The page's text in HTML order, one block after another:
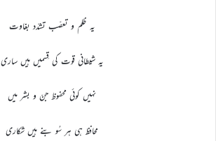
یہ ظلم و تعصّب تشدّد بغاوت
یہ شیطانی قوت کی قِسمیں ہیں ساری
نہیں کوئی محفوظ جنّ و بشر میں
محافظ ہی ہر سُو بنے ہیں شکاری